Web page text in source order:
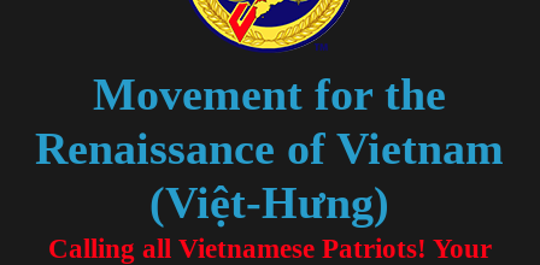
Movement for the
Renaissance of Vietnam
(Việt-Hưng)
Calling all Vietnamese Patriots! Your